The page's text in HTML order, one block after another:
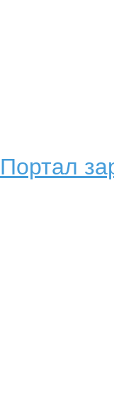
Портал